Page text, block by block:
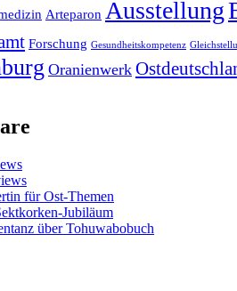
Arteparon Ausstellung
Forschung Gesundheitskompetenz
Oranienwerk
für Ost-Themen
Jubiläum
über Tohuwabobuch